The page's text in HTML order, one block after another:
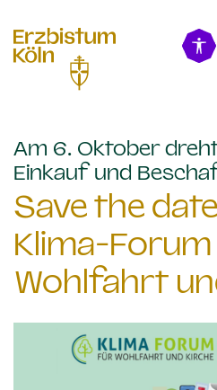
Am 6. Oktober
Einkauf und
Save the
Klima-
Wohlfahrt